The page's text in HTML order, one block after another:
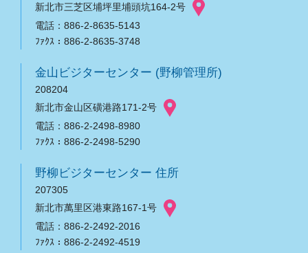
新北市三芝区埔坪里埔頭坑164-2号
電話：886-2-8635-5143
ﾌｧｸｽ：886-2-8635-3748
金山ビジターセンター (野柳管理所)
208204
新北市金山区磺港路171-2号
電話：886-2-2498-8980
ﾌｧｸｽ：886-2-2498-5290
野柳ビジターセンター 住所
207305
新北市萬里区港東路167-1号
電話：886-2-2492-2016
ﾌｧｸｽ：886-2-2492-4519